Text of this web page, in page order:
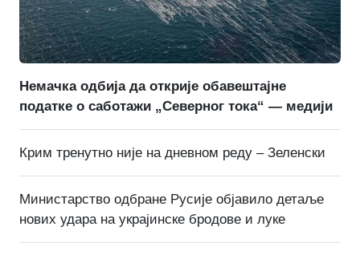
Немачка одбија да открије обавештајне
податке о саботажи „Северног тока“ — медији
Крим тренутно није на дневном реду – Зеленски
Министарство одбране Русије објавило детаље
нових удара на украјинске бродове и луке